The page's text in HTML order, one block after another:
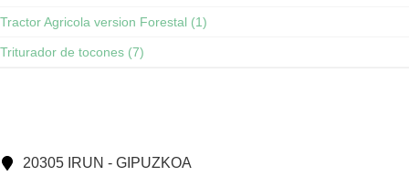
Tractor Agricola version Forestal (1)
Triturador de tocones (7)
20305 IRUN - GIPUZKOA